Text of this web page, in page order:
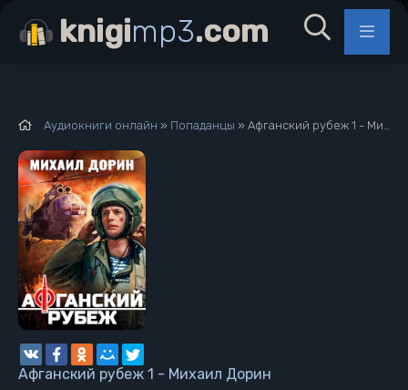
Аудиокниги онлайн » Попаданцы » Афганский рубеж 1 - Михаил Дорин
Афганский рубеж 1 - Михаил Дорин
knigimp3.com